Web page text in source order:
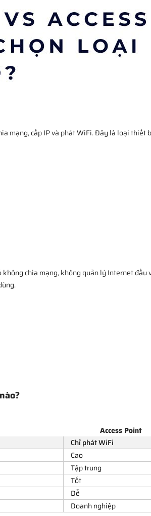
mạng, cấp IP và phát WiFi. Đây là loại thiết
chia mạng, không quản lý Internet đầu
Access Point
Chỉ phát WiFi
Cao
Tập trung
Tốt
Dễ
Doanh nghiệp